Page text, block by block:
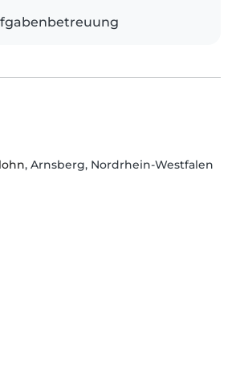
, Arnsberg, Nordrhein-Westfalen